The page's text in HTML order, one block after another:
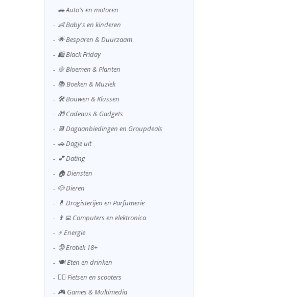
🚗 Auto's en motoren
👶 Baby's en kinderen
🌟 Besparen & Duurzaam
🛍️ Black Friday
🌼 Bloemen & Planten
📚 Boeken & Muziek
🛠️ Bouwen & Klussen
🎁 Cadeaus & Gadgets
📆 Dagaanbiedingen en Groupdeals
🚗 Dagje uit
💕 Dating
🏠 Diensten
🐶 Dieren
💊 Drogisterijen en Parfumerie
👨‍💻 Computers en elektronica
⚡ Energie
🔞 Erotiek 18+
🍽️ Eten en drinken
🚴‍♂️ Fietsen en scooters
🎮 Games & Multimedia